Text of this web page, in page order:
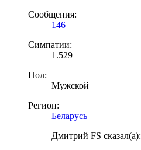
Сообщения:
146
Симпатии:
1.529
Пол:
Мужской
Регион:
Беларусь
Дмитрий FS сказал(а):